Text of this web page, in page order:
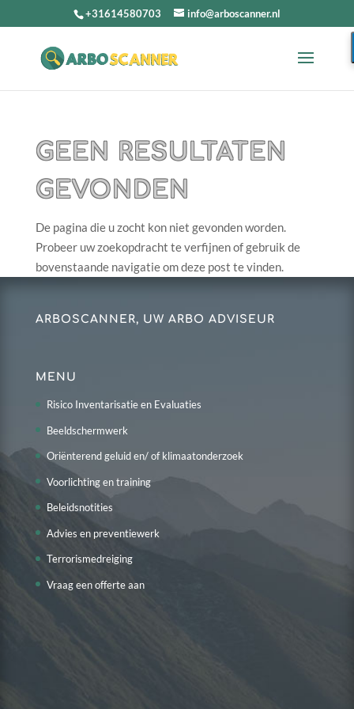
+31614580703 info@arboscanner.nl
GEEN RESULTATEN
GEVONDEN
De pagina die u zocht kon niet gevonden worden.
Probeer uw zoekopdracht te verfijnen of gebruik de
bovenstaande navigatie om deze post te vinden.
ARBOSCANNER, UW ARBO ADVISEUR
MENU
Risico Inventarisatie en Evaluaties
Beeldschermwerk
Oriënterend geluid en/ of klimaatonderzoek
Voorlichting en training
Beleidsnotities
Advies en preventiewerk
Terrorismedreiging
Vraag een offerte aan